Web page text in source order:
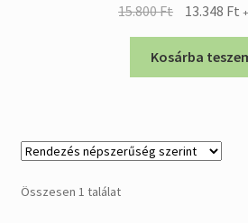
15.800Ft
Original
price
was:
15.800 Ft.
13.348 Ft
Kosárba
Összesen 1 találat